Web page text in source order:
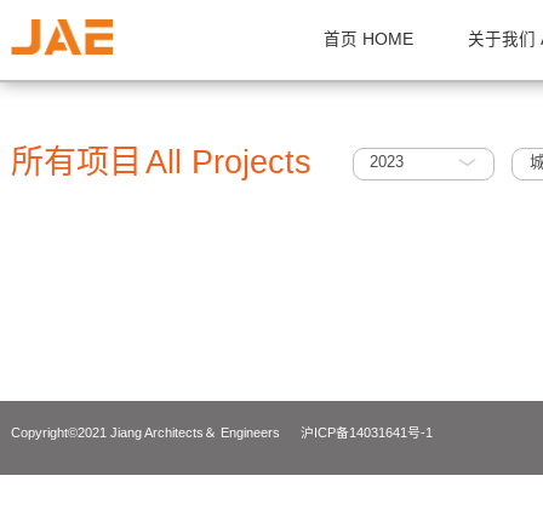
首页 HOME 关
所有项目 All Projects 2023
Copyright©2021 Jiang Architects＆ Engineers 沪ICP备14031641号-1